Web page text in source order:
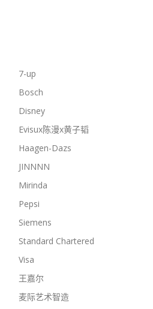
7-up
Bosch
Disney
Evisux陈漫x黄子韬
Haagen-Dazs
JINNNN
Mirinda
Pepsi
Siemens
Standard Chartered
Visa
王嘉尔
麦际艺术智造